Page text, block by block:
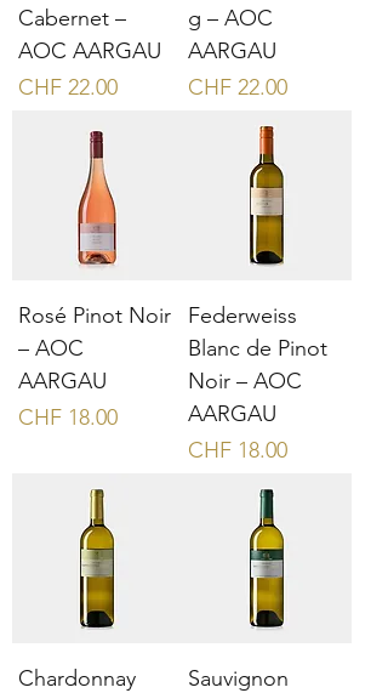
Cabernet –
AOC AARGAU
Preis
CHF 22.00
g – AOC
AARGAU
Preis
CHF 22.00
Rosé Pinot Noir
– AOC
AARGAU
Preis
CHF 18.00
Federweiss
Blanc de Pinot
Noir – AOC
AARGAU
Preis
CHF 18.00
Chardonnay
Sauvignon